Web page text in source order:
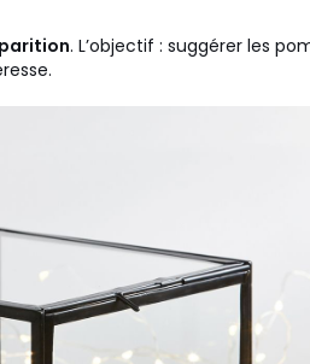
. L’objectif : suggérer les